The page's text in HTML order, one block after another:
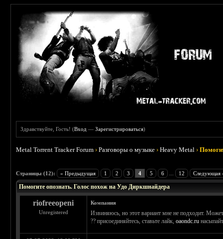
Здравствуйте, Гость! (Вход —Зарегистрироваться)
Metal Torrent Tracker Forum ›Разговоры о музыке ›Heavy Metal ›
Страницы (12): « Предыдущая 1 2 3 4 5 6 12 Следующая
Помогите опознать. Голос похож на Удо Диркшнайдера
riofreeopeni
Unregistered
Компания
Извиняюсь, но этот вариант мне не подходит.
?? присоединяйтесь, ставьте лайк,oaondc.ru